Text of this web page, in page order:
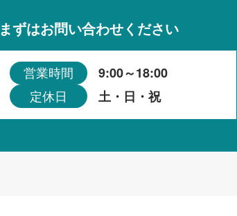
まずはお問い合わせください
営業時間 9:00～18:00
定休日 土・日・祝